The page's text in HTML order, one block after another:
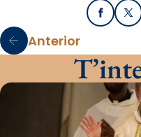
X
Anterior